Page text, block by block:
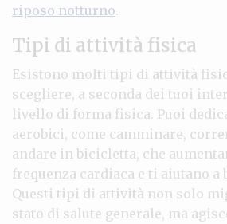
riposo notturno.
Tipi di attività fisica
Esistono molti tipi di attività
scegliere, a seconda dei tuoi
livello di forma fisica. Puoi
aerobici, come camminare,
andare in bicicletta, che
frequenza cardiaca e ti aiutano a
Questi tipi di attività non solo
stato di salute generale, ma